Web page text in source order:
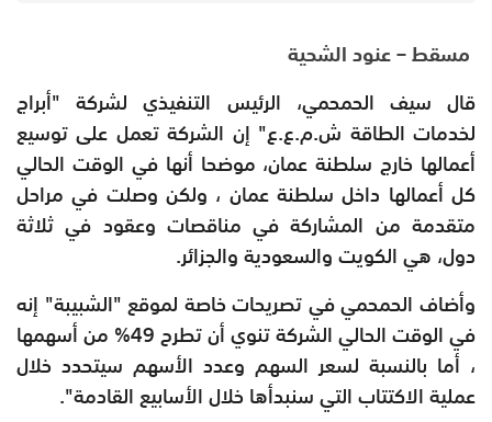
مسقط – عنود الشحية
قال سيف الحمحمي، الرئيس التنفيذي لشركة "أبراج
لخدمات الطاقة ش.م.ع.ع" إن الشركة تعمل على توسيع
أعمالها خارج سلطنة عمان، موضحا أنها في الوقت الحالي
كل أعمالها داخل سلطنة عمان ، ولكن وصلت في مراحل
متقدمة من المشاركة في مناقصات وعقود في ثلاثة
دول، هي الكويت والسعودية والجزائر.
وأضاف الحمحمي في تصريحات خاصة لموقع "الشبيبة" إنه
في الوقت الحالي الشركة تنوي أن تطرح 49% من أسهمها
، أما بالنسبة لسعر السهم وعدد الأسهم سيتحدد خلال
عملية الاكتتاب التي سنبدأها خلال الأسابيع القادمة".